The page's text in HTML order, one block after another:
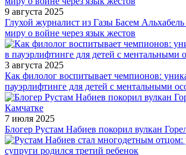
9 августа 2025
Глухой журналист из Газы Басем Альхабель
миру о войне через язык жестов
3 августа 2025
Как филолог воспитывает чемпионов:
пауэрлифтинге для детей с ментальными
7 июля 2025
Блогер Рустам Набиев покорил вулкан